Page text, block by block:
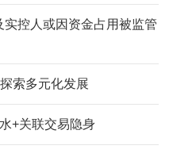
控人或因资金占用被监管
索多元化发展
+关联交易隐身